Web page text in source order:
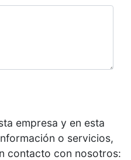
empresa y en esta
o servicios,
contacto con nosotros: